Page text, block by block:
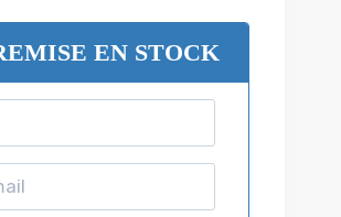
EN STOCK